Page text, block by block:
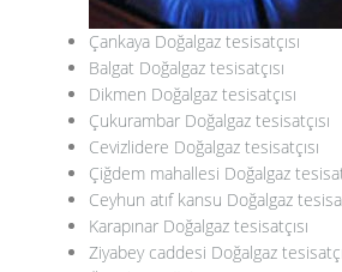
Çankaya Doğalgaz tesisatçısı
Balgat Doğalgaz tesisatçısı
Dikmen Doğalgaz tesisatçısı
Çukurambar Doğalgaz tesisatçısı
Cevizlidere Doğalgaz tesisatçısı
Çiğdem mahallesi Doğalgaz
Ceyhun atıf kansu Doğalgaz
Karapınar Doğalgaz tesisatçısı
Ziyabey caddesi Doğalgaz